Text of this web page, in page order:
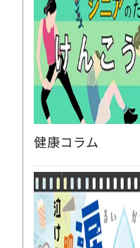
健康コラム